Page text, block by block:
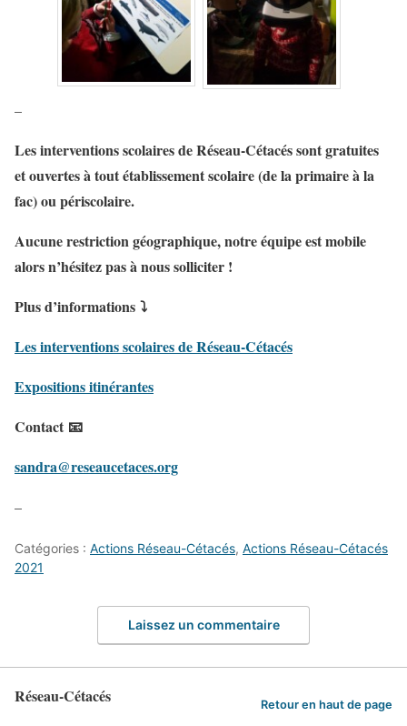
–
Les interventions scolaires de Réseau-Cétacés sont gratuites
et ouvertes à tout établissement scolaire (de la primaire à la
fac) ou périscolaire.
Aucune restriction géographique, notre équipe est mobile
alors n’hésitez pas à nous solliciter !
Plus d’informations ⤵
Les interventions scolaires de Réseau-Cétacés
Expositions itinérantes
Contact 📧
sandra@reseaucetaces.org
–
Catégories : Actions Réseau-Cétacés, Actions Réseau-Cétacés
2021
Laissez un commentaire
Réseau-Cétacés Retour en haut de page